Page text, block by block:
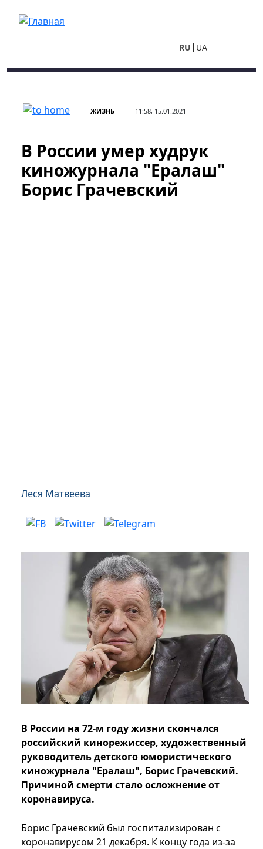
RU UA
ЖИЗНЬ 11:58, 15.01.2021
В России умер худрук
киножурнала "Ералаш"
Борис Грачевский
Леся Матвеева
В России на 72-м году жизни скончался
российский кинорежиссер, художественный
руководитель детского юмористического
киножурнала "Ералаш", Борис Грачевский.
Причиной смерти стало осложнение от
коронавируса.
Борис Грачевский был госпитализирован с
коронавирусом 21 декабря. К концу года из-за